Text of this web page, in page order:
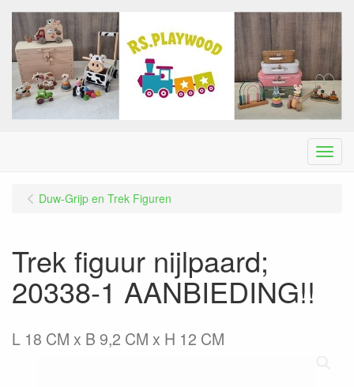
Menu
Duw-Grijp en Trek Figuren
Trek figuur nijlpaard;
20338-1 AANBIEDING!!
L 18 CM x B 9,2 CM x H 12 CM